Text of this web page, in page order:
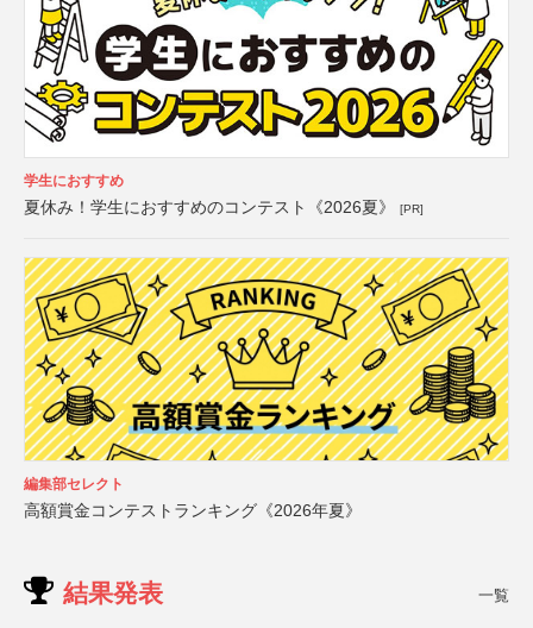
学生におすすめ
夏休み！学生におすすめのコンテスト《2026夏》 [PR]
編集部セレクト
高額賞金コンテストランキング《2026年夏》
結果発表 一覧